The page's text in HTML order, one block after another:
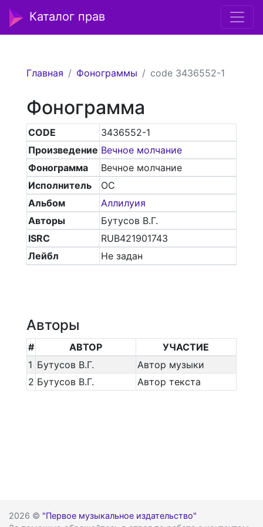
Каталог прав
Главная Фонограммы code 3436552-1
Фонограмма
CODE
3436552-1
Произведение Вечное молчание
Фонограмма
Вечное молчание
Исполнитель
ОС
Альбом
Аллилуия
Авторы
Бутусов В.Г.
ISRC
RUB421901743
Лейбл
Не задан
Авторы
# АВТОР
УЧАСТИЕ
1 Бутусов В.Г.
Автор музыки
2 Бутусов В.Г. Автор текста
2026 © "Первое музыкальное издательство"